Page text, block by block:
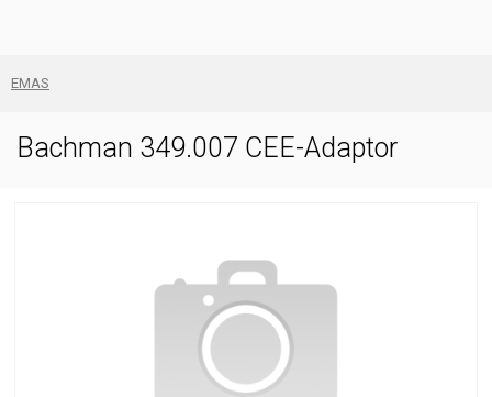
EMAS
Bachman 349.007 CEE-Adaptor